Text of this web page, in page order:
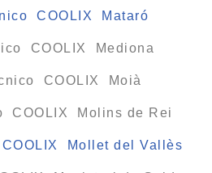
COOLIX Mataró
COOLIX Mediona
COOLIX Moià
COOLIX Molins de Rei
Mollet del Vallès